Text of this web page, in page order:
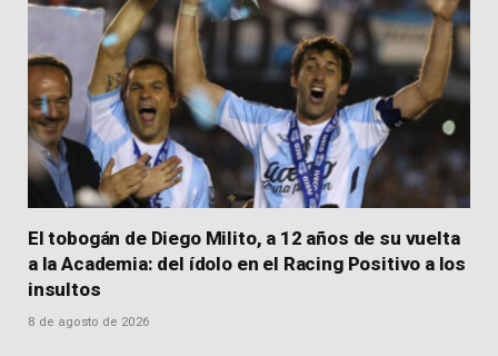
El tobogán de Diego Milito, a 12 años de su vuelta
a la Academia: del ídolo en el Racing Positivo a los
insultos
8 de agosto de 2026